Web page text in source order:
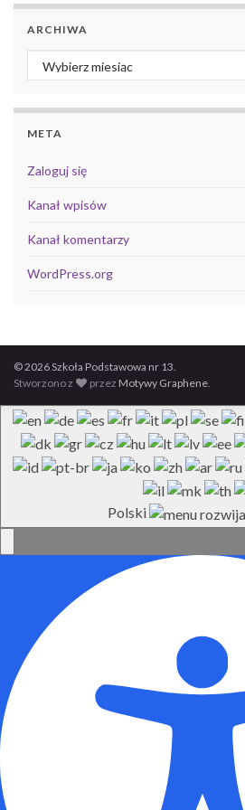
ARCHIWA
Archiwa
META
Zaloguj się
Kanał wpisów
Kanał komentarzy
WordPress.org
© 2026 Szkoła Podstawowa nr 13.
Stworzono z
przez Motywy Graphene
Polski